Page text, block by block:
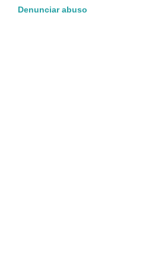
Denunciar abuso